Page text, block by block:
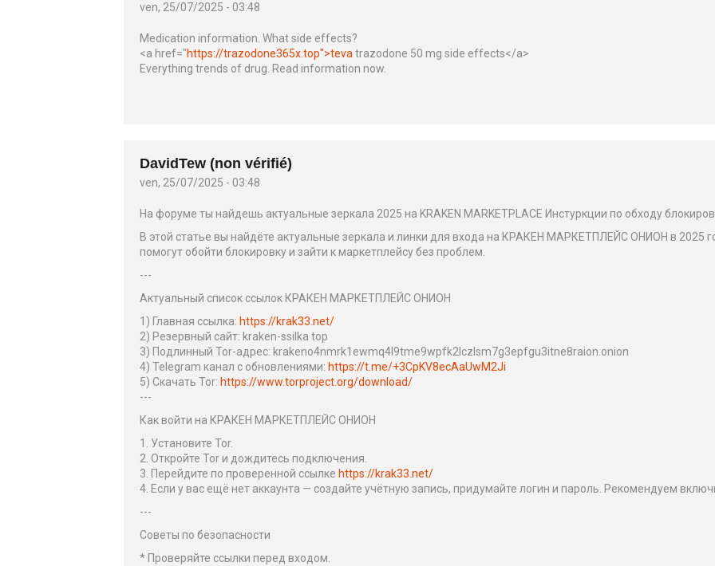
ven, 25/07/2025 - 03:48
Medication information. What side effects?
<a href="https://trazodone365x.top">teva trazodone 50 mg side effects</a>
Everything trends of drug. Read information now.
DavidTew (non vérifié)
ven, 25/07/2025 - 03:48
На форуме ты найдешь актуальные зеркала 2025 на KRAKEN MARKETPLACE Инстуркции по обходу
В этой статье вы найдёте актуальные зеркала и линки для входа на КРАКЕН МАРКЕТПЛЕЙС ОНИОН в 2025
помогут обойти блокировку и зайти к маркетплейсу без проблем.
---
Актуальный список ссылок КРАКЕН МАРКЕТПЛЕЙС ОНИОН
1) Главная ссылка: https://krak33.net/
2) Резервный сайт: kraken-ssilka top
3) Подлинный Tor-адрес: krakeno4nmrk1ewmq4l9tme9wpfk2lczlsm7g3epfgu3itne8raion.onion
4) Telegram канал с обновлениями: https://t.me/+3CpKV8ecAaUwM2Ji
5) Скачать Tor: https://www.torproject.org/download/
---
Как войти на КРАКЕН МАРКЕТПЛЕЙС ОНИОН
1. Установите Tor.
2. Откройте Tor и дождитесь подключения.
3. Перейдите по проверенной ссылке https://krak33.net/
4. Если у вас ещё нет аккаунта — создайте учётную запись, придумайте логин и пароль. Рекомендуем
---
Советы по безопасности
* Проверяйте ссылки перед входом.